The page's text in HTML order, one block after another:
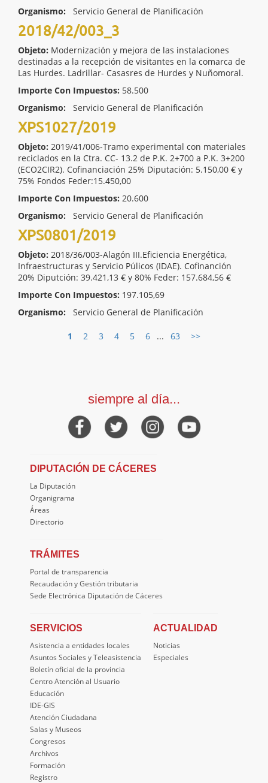
Organismo:
Servicio General de Planificación
2018/42/003_3
Objeto: Modernización y mejora de las instalaciones
destinadas a la recepción de visitantes en la comarca de
Las Hurdes. Ladrillar- Casasres de Hurdes y Nuñomoral.
Importe Con Impuestos: 58.500
Organismo:
Servicio General de Planificación
XPS1027/2019
Objeto: 2019/41/006-Tramo experimental con materiales
reciclados en la Ctra. CC- 13.2 de P.K. 2+700 a P.K. 3+200
(ECO2CIR2). Cofinanciación 25% Diputación: 5.150,00 € y
75% Fondos Feder:15.450,00
Importe Con Impuestos: 20.600
Organismo:
Servicio General de Planificación
XPS0801/2019
Objeto: 2018/36/003-Alagón III.Eficiencia Energética,
Infraestructuras y Servicio Púlicos (IDAE). Cofinanción
20% Diputción: 39.421,13 € y 80% Feder: 157.684,56 €
Importe Con Impuestos: 197.105,69
Organismo:
Servicio General de Planificación
1 2 3 4 5 6 ... 63 >>
siempre al día...
DIPUTACIÓN DE CÁCERES
La Diputación
Organigrama
Áreas
Directorio
TRÁMITES
Portal de transparencia
Recaudación y Gestión tributaria
Sede Electrónica Diputación de Cáceres
SERVICIOS
Asistencia a entidades locales
Asuntos Sociales y Teleasistencia
Boletín oficial de la provincia
Centro Atención al Usuario
Educación
IDE-GIS
Atención Ciudadana
Salas y Museos
Congresos
Archivos
Formación
Registro
ACTUALIDAD
Noticias
Especiales